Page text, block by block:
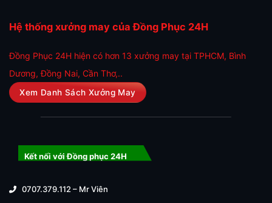
Hệ thống xưởng may của Đồng Phục 24H
Đồng Phục 24H hiện có hơn 13 xưởng may tại TPHCM, Bình
Dương, Đồng Nai, Cần Thơ,..
Xem Danh Sách Xưởng May
Kết nối với Đồng phục 24H
0707.379.112 – Mr Viên